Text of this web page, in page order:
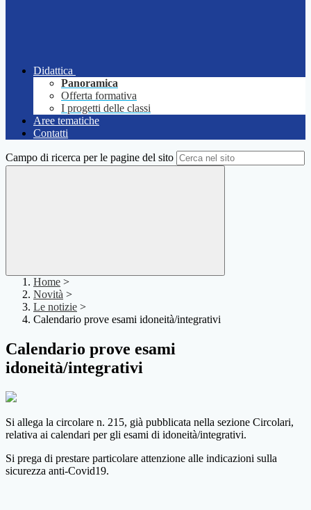
Didattica
Panoramica
Offerta formativa
I progetti delle classi
Aree tematiche
Contatti
Campo di ricerca per le pagine del sito
Home >
Novità >
Le notizie >
Calendario prove esami idoneità/integrativi
Calendario prove esami
idoneità/integrativi
Si allega la circolare n. 215, già pubblicata nella sezione Circolari,
relativa ai calendari per gli esami di idoneità/integrativi.
Si prega di prestare particolare attenzione alle indicazioni sulla
sicurezza anti-Covid19.